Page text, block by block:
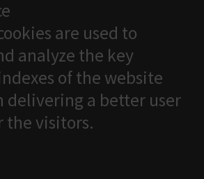
are used to
analyze the key
of the website
delivering a better user
the visitors.